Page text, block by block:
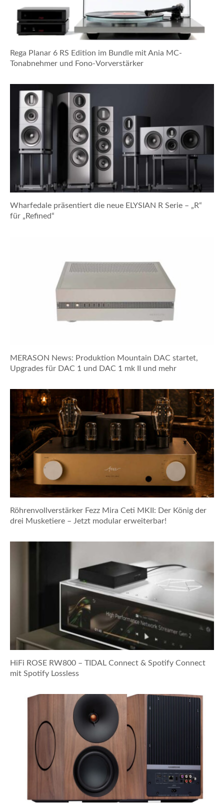
Rega Planar 6 RS Edition im Bundle mit Ania MC-
Tonabnehmer und Fono-Vorverstärker
Wharfedale präsentiert die neue ELYSIAN R Serie – „R“
für „Refined“
MERASON News: Produktion Mountain DAC startet,
Upgrades für DAC 1 und DAC 1 mk II und mehr
Röhrenvollverstärker Fezz Mira Ceti MKII: Der König der
drei Musketiere – Jetzt modular erweiterbar!
HiFi ROSE RW800 – TIDAL Connect & Spotify Connect
mit Spotify Lossless